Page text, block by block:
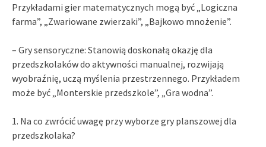
Przykładami gier matematycznych mogą być „Logiczna
farma”, „Zwariowane zwierzaki”, „Bajkowo mnożenie”.
– Gry sensoryczne: Stanowią doskonałą okazję dla
przedszkolaków do aktywności manualnej, rozwijają
wyobraźnię, uczą myślenia przestrzennego. Przykładem
może być „Monterskie przedszkole”, „Gra wodna”.
1. Na co zwrócić uwagę przy wyborze gry planszowej dla
przedszkolaka?